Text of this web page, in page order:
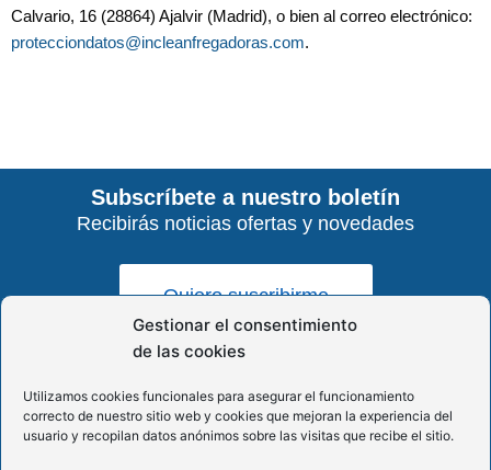
Gestionar el consentimiento
de las cookies
Utilizamos cookies funcionales para asegurar el funcionamiento
correcto de nuestro sitio web y cookies que mejoran la experiencia del
usuario y recopilan datos anónimos sobre las visitas que recibe el sitio.
Calvario, 16 (28864) Ajalvir (Madrid), o bien al correo electrónico:
protecciondatos@incleanfregadoras.com.
Subscríbete a nuestro boletín
Recibirás noticias ofertas y novedades
Quiero suscribirme
Aviso legal
Política de privacidad